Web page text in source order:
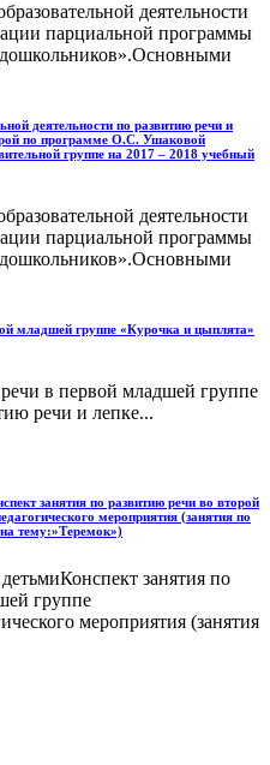
деятельности
парциальной программы
деятельности по развитию речи и
по программе О.С. Ушаковой
группе на 2017 – 2018 учебный
деятельности
парциальной программы
младшей группе «Курочка и цыплята»
в первой младшей группе
речи и лепке...
занятия по развитию речи во второй
мероприятия (занятия по
тему:»Теремок»)
занятия по
группе
мероприятия (занятия